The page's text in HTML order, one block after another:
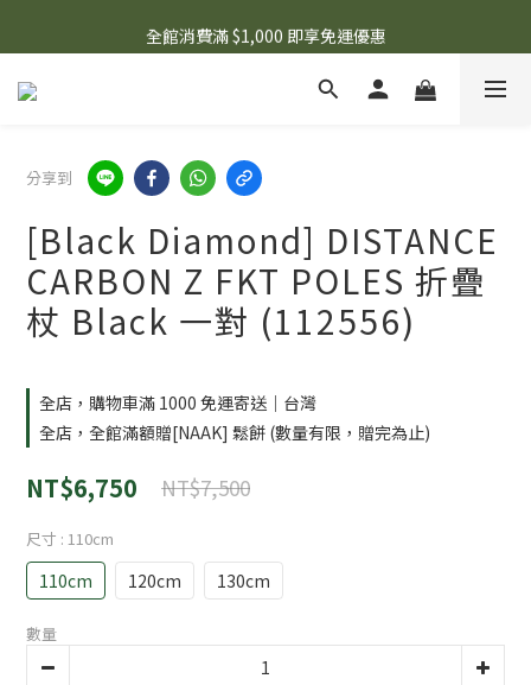
🌟 想知道現在有什麼優惠嗎？ 點擊查看最新優惠！
全館消費滿 $1,000 即享免運優惠
🌟 想知道現在有什麼優惠嗎？ 點擊查看最新優惠！
分享到
[Black Diamond] DISTANCE
CARBON Z FKT POLES 折疊
杖 Black 一對 (112556)
全店，購物車滿 1000 免運寄送｜台灣
全店，全館滿額贈[NAAK] 鬆餅 (數量有限，贈完為止)
NT$6,750 NT$7,500
尺寸 : 110cm
110cm 120cm 130cm
數量